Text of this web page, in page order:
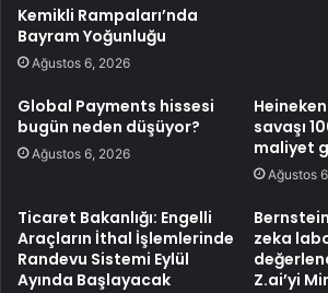
Kemikli Rampaları’nda
Bayram Yoğunluğu
Ağustos 6, 2026
Global Payments hissesi
bugün neden düşüyor?
Ağustos 6, 2026
savaşı
maliyet
Ağustos
Ticaret Bakanlığı: Engelli
Araçların İthal İşlemlerinde
Randevu Sistemi Eylül
Ayında Başlayacak
zeka
Z.ai’yi